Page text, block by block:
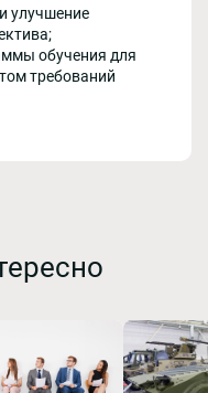
улучшение
обучения для
требований